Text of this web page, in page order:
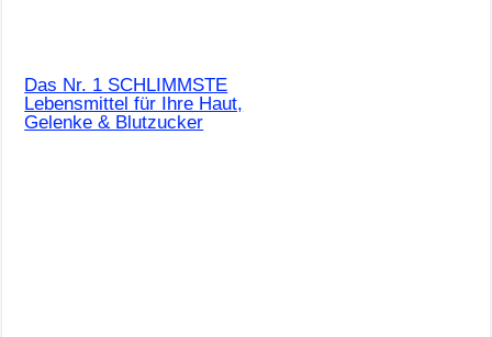
Das Nr. 1 SCHLIMMSTE
Lebensmittel für Ihre Haut,
Gelenke & Blutzucker